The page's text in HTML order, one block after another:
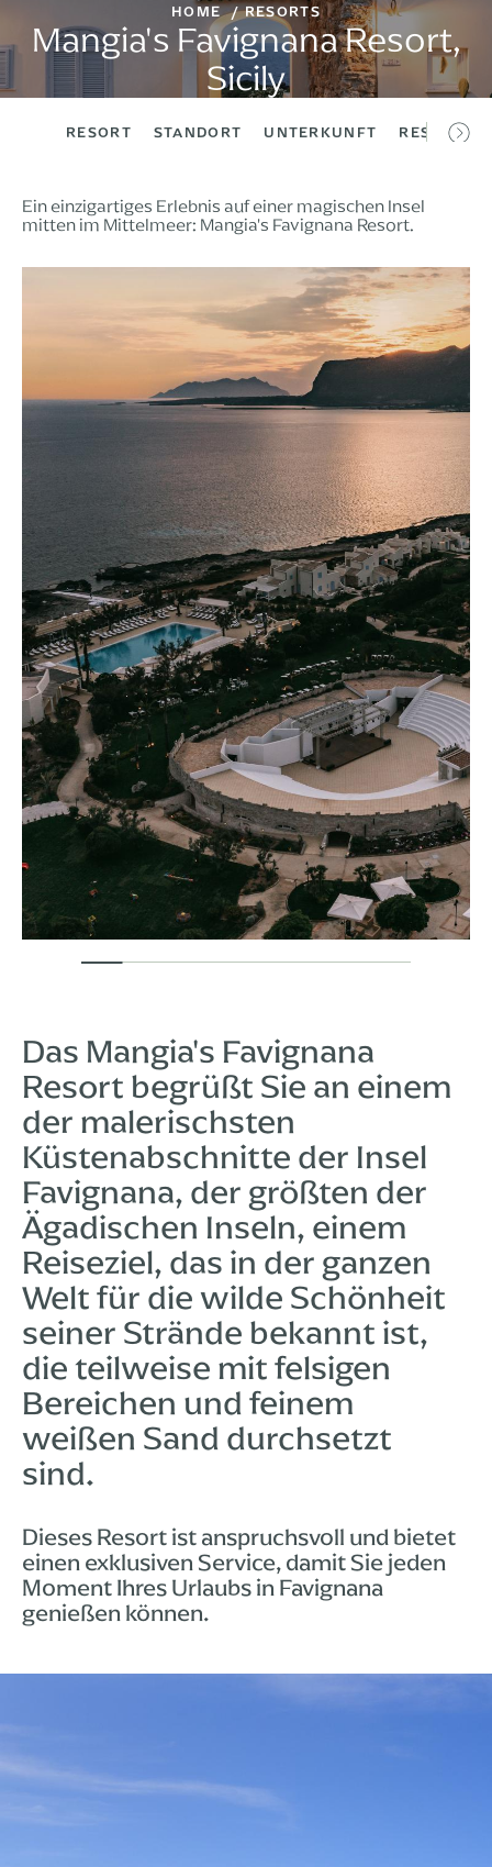
HOME RESORTS
Mangia's Favignana Resort,
Sicily
RESORT STANDORT UNTERKUNFT
Ein einzigartiges Erlebnis auf einer magischen Insel
mitten im Mittelmeer: Mangia's Favignana Resort.
Das Mangia's Favignana
Resort begrüßt Sie an einem
der malerischsten
Küstenabschnitte der Insel
Favignana, der größten der
Ägadischen Inseln, einem
Reiseziel, das in der ganzen
Welt für die wilde Schönheit
seiner Strände bekannt ist,
die teilweise mit felsigen
Bereichen und feinem
weißen Sand durchsetzt
sind.
Dieses Resort ist anspruchsvoll und bietet
einen exklusiven Service, damit Sie jeden
Moment Ihres Urlaubs in Favignana
genießen können.